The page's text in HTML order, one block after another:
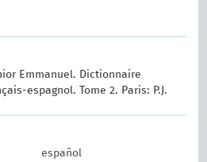
Emmanuel. Dictionnaire
espagnol. Tome 2. Paris: P.J.
español